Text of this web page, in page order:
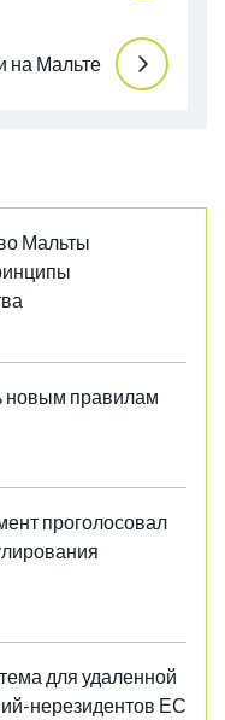
на Мальте
Мальты
новым правилам
проголосовал
для удаленной
нерезидентов ЕС